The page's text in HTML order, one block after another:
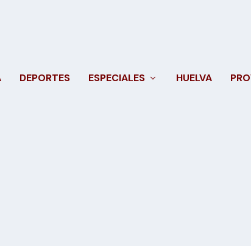
DEPORTES ESPECIALES HUELVA